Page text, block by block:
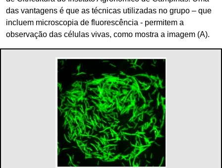
das vantagens é que as técnicas utilizadas no grupo – que
incluem microscopia de fluorescência - permitem a
observação das células vivas, como mostra a imagem (A).